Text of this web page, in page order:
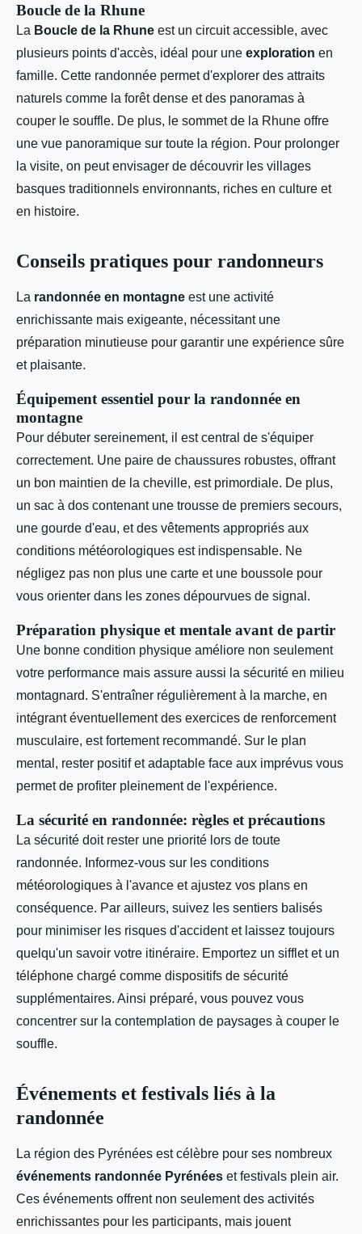
Boucle de la Rhune
La Boucle de la Rhune est un circuit accessible, avec
plusieurs points d'accès, idéal pour une exploration en
famille. Cette randonnée permet d'explorer des attraits
naturels comme la forêt dense et des panoramas à
couper le souffle. De plus, le sommet de la Rhune offre
une vue panoramique sur toute la région. Pour prolonger
la visite, on peut envisager de découvrir les villages
basques traditionnels environnants, riches en culture et
en histoire.
Conseils pratiques pour randonneurs
La randonnée en montagne est une activité
enrichissante mais exigeante, nécessitant une
préparation minutieuse pour garantir une expérience sûre
et plaisante.
Équipement essentiel pour la randonnée en
montagne
Pour débuter sereinement, il est central de s'équiper
correctement. Une paire de chaussures robustes, offrant
un bon maintien de la cheville, est primordiale. De plus,
un sac à dos contenant une trousse de premiers secours,
une gourde d'eau, et des vêtements appropriés aux
conditions météorologiques est indispensable. Ne
négligez pas non plus une carte et une boussole pour
vous orienter dans les zones dépourvues de signal.
Préparation physique et mentale avant de partir
Une bonne condition physique améliore non seulement
votre performance mais assure aussi la sécurité en milieu
montagnard. S'entraîner régulièrement à la marche, en
intégrant éventuellement des exercices de renforcement
musculaire, est fortement recommandé. Sur le plan
mental, rester positif et adaptable face aux imprévus vous
permet de profiter pleinement de l'expérience.
La sécurité en randonnée: règles et précautions
La sécurité doit rester une priorité lors de toute
randonnée. Informez-vous sur les conditions
météorologiques à l'avance et ajustez vos plans en
conséquence. Par ailleurs, suivez les sentiers balisés
pour minimiser les risques d'accident et laissez toujours
quelqu'un savoir votre itinéraire. Emportez un sifflet et un
téléphone chargé comme dispositifs de sécurité
supplémentaires. Ainsi préparé, vous pouvez vous
concentrer sur la contemplation de paysages à couper le
souffle.
Événements et festivals liés à la
randonnée
La région des Pyrénées est célèbre pour ses nombreux
événements randonnée Pyrénées et festivals plein air.
Ces événements offrent non seulement des activités
enrichissantes pour les participants, mais jouent